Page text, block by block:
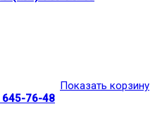
Показать корзину
645-76-48